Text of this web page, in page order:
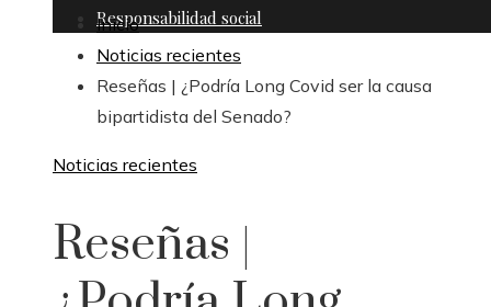
Responsabilidad social
Inicio
Noticias recientes
Reseñas | ¿Podría Long Covid ser la causa
bipartidista del Senado?
Noticias recientes
Reseñas |